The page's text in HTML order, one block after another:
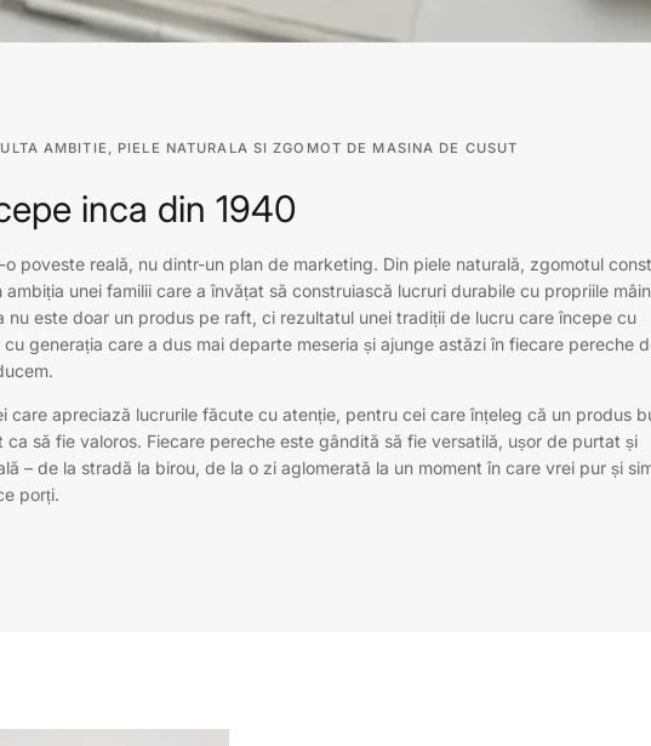
AMBITIE, PIELE NATURALA SI ZGOMOT DE MASINA DE CUSUT
inca din 1940
poveste reală, nu dintr-un plan de marketing. Din piele naturală, zgomotul
ambiția unei familii care a învățat să construiască lucruri durabile cu propriile
nu este doar un produs pe raft, ci rezultatul unei tradiții de lucru care începe cu
generația care a dus mai departe meseria și ajunge astăzi în fiecare pereche
care apreciază lucrurile făcute cu atenție, pentru cei care înțeleg că un produs
ca să fie valoros. Fiecare pereche este gândită să fie versatilă, ușor de purtat și
– de la stradă la birou, de la o zi aglomerată la un moment în care vrei pur și
porți.